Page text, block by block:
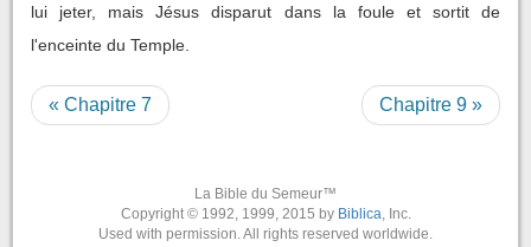
lui jeter, mais Jésus disparut dans la foule et sortit de
l'enceinte du Temple.
« Chapitre 7 Chapitre 9 »
La Bible du Semeur™
Copyright © 1992, 1999, 2015 by Biblica, Inc.
Used with permission. All rights reserved worldwide.